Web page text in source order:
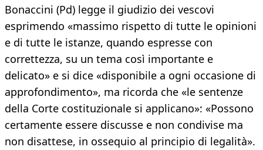
Bonaccini (Pd) legge il giudizio dei vescovi
esprimendo «massimo rispetto di tutte le opinioni
e di tutte le istanze, quando espresse con
correttezza, su un tema così importante e
delicato» e si dice «disponibile a ogni occasione di
approfondimento», ma ricorda che «le sentenze
della Corte costituzionale si applicano»: «Possono
certamente essere discusse e non condivise ma
non disattese, in ossequio al principio di legalità».